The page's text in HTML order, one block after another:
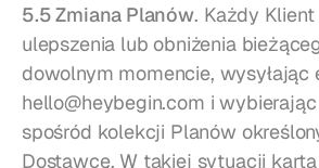
5.5 Zmiana Planów. Każdy
ulepszenia lub obniżenia
dowolnym momencie, wysyłając
hello@heybegin.com i
spośród kolekcji Planów
Dostawcę. W takiej sytuacji